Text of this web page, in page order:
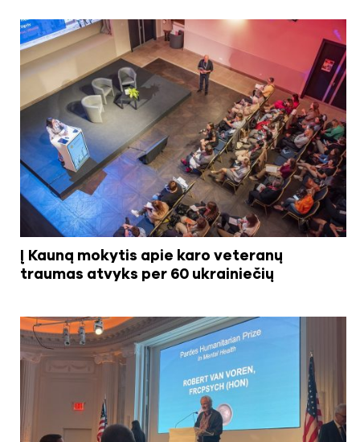
Į Kauną mokytis apie karo veteranų
traumas atvyks per 60 ukrainiečių